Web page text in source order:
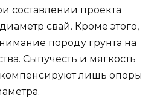
составлении проекта
свай. Кроме этого,
породу грунта на
Сыпучесть и мягкость
лишь опоры